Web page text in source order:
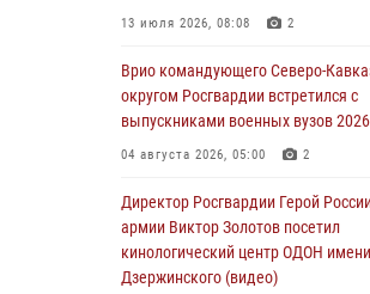
08 августа 2026, 07:00
Росгвардейцы обеспечили
«Поезда Победы» в Кузбассе
08 августа 2026, 07:00
медикам и девушке с
возможностями здоровья (видео)
08 августа 2026, 06:32 1
13 июля 2026, 08:08 2
Врио командующего Северо-
округом Росгвардии встретился с
выпускниками военных вузов
04 августа 2026, 05:00 2
Директор Росгвардии Герой
армии Виктор Золотов посетил
кинологический центр ОДОН
Дзержинского (видео)